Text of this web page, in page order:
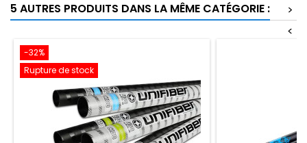
5 AUTRES PRODUITS DANS LA MÊME CATÉGORIE :
>
<
-32%
Rupture de stock